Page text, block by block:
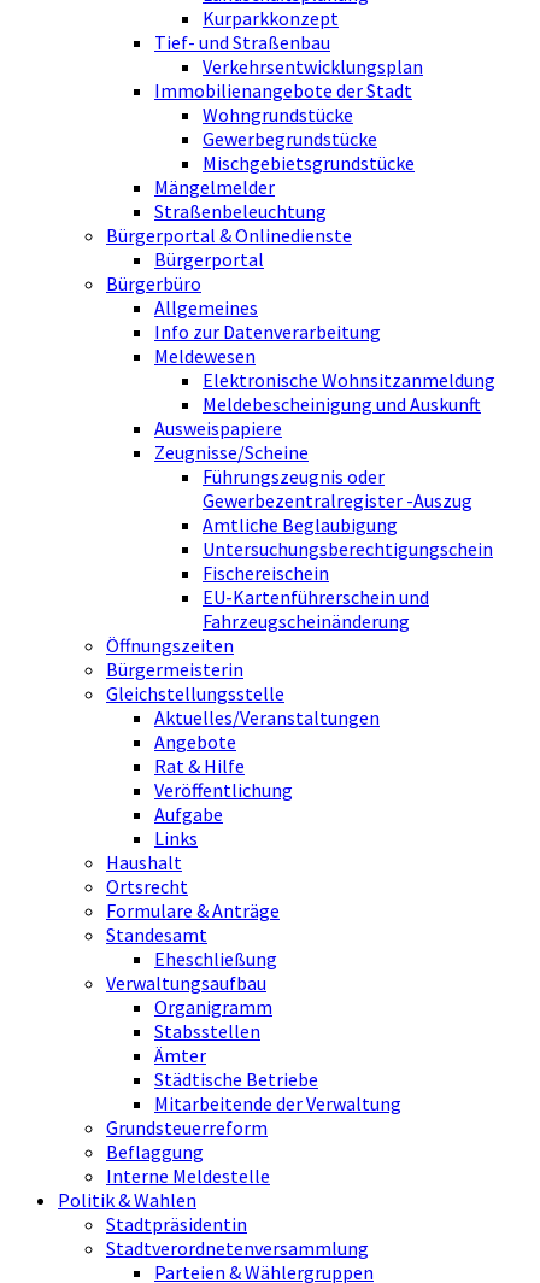
Kurparkkonzept
Tief- und Straßenbau
Verkehrsentwicklungsplan
Immobilienangebote der Stadt
Wohngrundstücke
Gewerbegrundstücke
Mischgebietsgrundstücke
Mängelmelder
Straßenbeleuchtung
Bürgerportal & Onlinedienste
Bürgerportal
Bürgerbüro
Allgemeines
Info zur Datenverarbeitung
Meldewesen
Elektronische Wohnsitzanmeldung
Meldebescheinigung und Auskunft
Ausweispapiere
Zeugnisse/Scheine
Führungszeugnis oder
Gewerbezentralregister -Auszug
Amtliche Beglaubigung
Untersuchungsberechtigungschein
Fischereischein
EU-Kartenführerschein und
Fahrzeugscheinänderung
Öffnungszeiten
Bürgermeisterin
Gleichstellungsstelle
Aktuelles/Veranstaltungen
Angebote
Rat & Hilfe
Veröffentlichung
Aufgabe
Links
Haushalt
Ortsrecht
Formulare & Anträge
Standesamt
Eheschließung
Verwaltungsaufbau
Organigramm
Stabsstellen
Ämter
Städtische Betriebe
Mitarbeitende der Verwaltung
Grundsteuerreform
Beflaggung
Interne Meldestelle
Politik & Wahlen
Stadtpräsidentin
Stadtverordnetenversammlung
Parteien & Wählergruppen